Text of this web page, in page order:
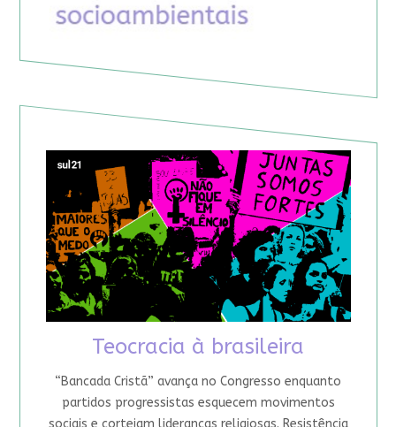
Teocracia à brasileira
“Bancada Cristã” avança no Congresso enquanto
partidos progressistas esquecem movimentos